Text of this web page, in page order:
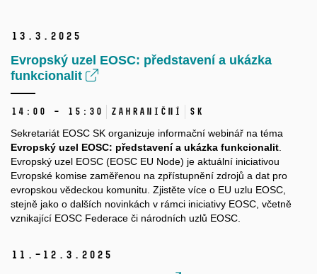
13. 3. 2025
Evropský uzel EOSC: představení a ukázka
funkcionalit
14:00 – 15:30 Zahraniční SK
Sekretariát EOSC SK organizuje informační webinář na téma
Evropský uzel EOSC: představení a ukázka funkcionalit.
Evropský uzel EOSC (EOSC EU Node) je aktuální iniciativou
Evropské komise zaměřenou na zpřístupnění zdrojů a dat pro
evropskou vědeckou komunitu. Zjistěte více o EU uzlu EOSC,
stejně jako o dalších novinkách v rámci iniciativy EOSC, včetně
vznikající EOSC Federace či národních uzlů EOSC.
11.–12. 3. 2025